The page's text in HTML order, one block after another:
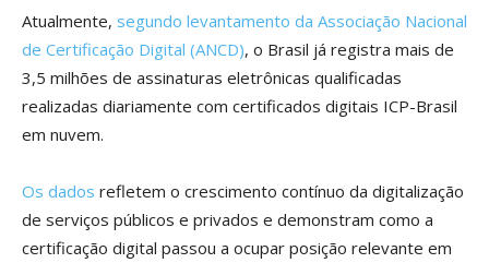
Atualmente, segundo levantamento da Associação Nacional
de Certificação Digital (ANCD), o Brasil já registra mais de
3,5 milhões de assinaturas eletrônicas qualificadas
realizadas diariamente com certificados digitais ICP-Brasil
em nuvem.
Os dados refletem o crescimento contínuo da digitalização
de serviços públicos e privados e demonstram como a
certificação digital passou a ocupar posição relevante em